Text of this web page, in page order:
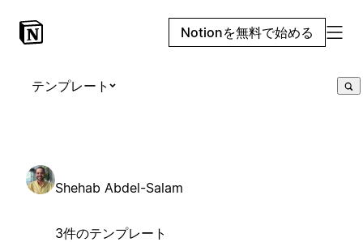
Notionを無料で始める
テンプレート
Shehab Abdel-Salam
3件のテンプレート